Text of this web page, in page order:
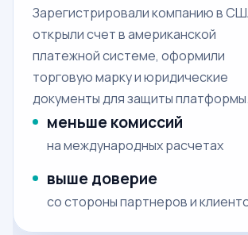
Зарегистрировали компанию в
открыли счет в американской
платежной системе, оформили
торговую марку и юридические
документы для защиты платформы.
меньше комиссий
на международных расчетах
выше доверие
со стороны партнеров и